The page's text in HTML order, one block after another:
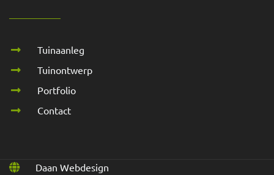
Tuinaanleg
Tuinontwerp
Portfolio
Contact
Daan Webdesign